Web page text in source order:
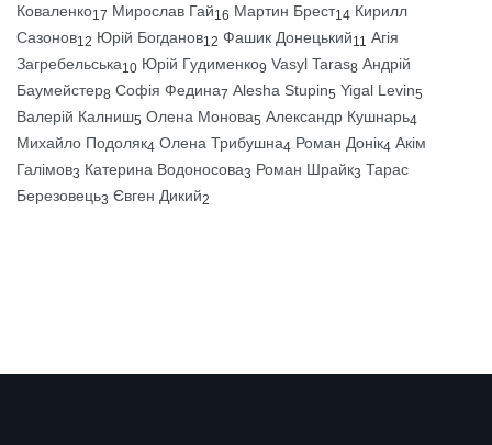
Коваленко17 Мирослав Гай16 Мартин Брест14 Кирилл
Сазонов12 Юрій Богданов12 Фашик Донецький11 Агія
Загребельська10 Юрій Гудименко9 Vasyl Taras8 Андрій
Баумейстер8 Софія Федина7 Alesha Stupin5 Yigal Levin5
Валерій Калниш5 Олена Монова5 Александр Кушнарь4
Михайло Подоляк4 Олена Трибушна4 Роман Донік4 Акім
Галімов3 Катерина Водоносова3 Роман Шрайк3 Тарас
Березовець3 Євген Дикий2